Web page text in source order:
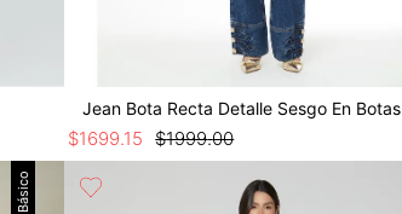
Jean Bota Recta Detalle Sesgo En Botas
$1999.00
$1699.15
Básico